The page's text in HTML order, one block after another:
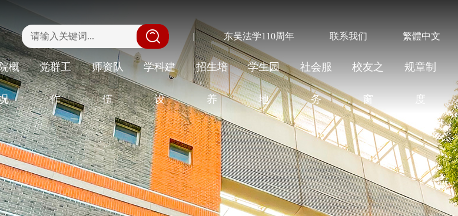
| 东吴法学110周年 联系我们 繁體中文
概 党群工
作
师资队
伍
学科建
设
招生培
养
学生园
地
社会服
务
校友之
窗
规章制
度